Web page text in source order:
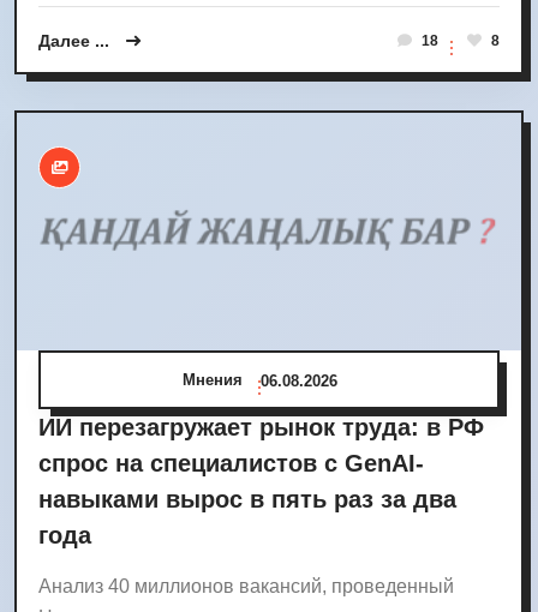
Далее ... 18 8
Мнения 06.08.2026
ИИ перезагружает рынок труда: в РФ
спрос на специалистов с GenAI-
навыками вырос в пять раз за два
года
Анализ 40 миллионов вакансий, проведенный